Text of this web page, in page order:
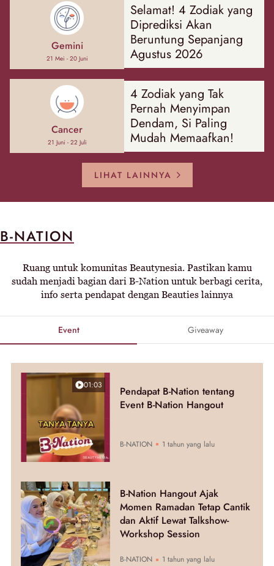
Gemini
21 Mei - 20 Juni
Selamat! 4 Zodiak yang
Diprediksi Akan
Beruntung Sepanjang
Agustus 2026
Cancer
21 Juni - 22 Juli
4 Zodiak yang Tak
Pernah Menyimpan
Dendam, Si Paling
Mudah Memaafkan!
LIHAT LAINNYA
B-NATION
Ruang untuk komunitas Beautynesia. Pastikan kamu
sudah menjadi bagian dari B-Nation untuk berbagi cerita,
info serta pendapat dengan Beauties lainnya
Event Giveaway
01:03
Pendapat B-Nation tentang
Event B-Nation Hangout
B-NATION 1 tahun yang lalu
B-Nation Hangout Ajak
Momen Ramadan Tetap Cantik
dan Aktif Lewat Talkshow-
Workshop Session
B-NATION 1 tahun yang lalu